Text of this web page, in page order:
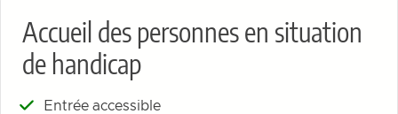
Accueil des personnes en situation
de handicap
Entrée accessible